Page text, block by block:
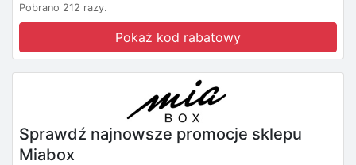
Pobrano 212 razy.
Pokaż kod rabatowy
Sprawdź najnowsze promocje sklepu
Miabox